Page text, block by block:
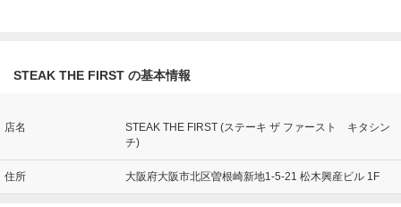
STEAK THE FIRST の基本情報
店名
STEAK THE FIRST (ステーキ ザ ファースト キタシン
チ)
住所 大阪府大阪市北区曽根崎新地1-5-21 松木興産ビル 1F